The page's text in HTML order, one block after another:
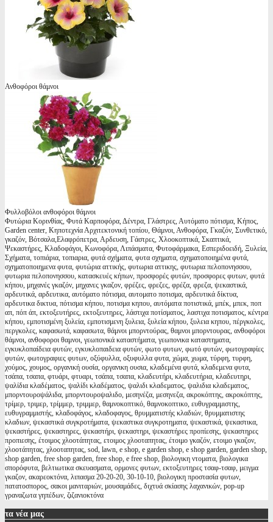
Ανθοφόροι θάμνοι
Φυλλοβόλοι ανθοφόροι θάμνοι
Φυτώρια Κορινθίας, Φυτά Καρποφόρα, Δέντρα, Γλάστρες, Αυτόματο πότισμα, Κήπος,
Garden center, Κηποτεχνία Αρχιτεκτονική τοπίου, Θάμνοι, Ανθοφόρα, Γκαζόν, Συνθετικό,
γκαζόν, Βότσαλα,Ελαφρόπετρα, Αρδευση, Γάστρες, Χλοοκοπτικά, Σκαπτικά,
Ψεκαστήρες, Κλαδοφάγοι, Κωνοφόρα, Λιπάσματα, Φυτοφάρμακα, Εσπεριδοειδή, Ξυλεία,
Σχήματα, τοπιάρια, τοπιαρια, φυτά σχήματα, φυτα σχηματα, σχηματοποιημένα φυτά,
σχηματοποιημενα φυτα, φυτώρια αττικής, φυτωρια αττικης, φυτωρια πελοπονησσου,
φυτωρια πελοπονησσου, κατασκευές κήπων, προσφορές φυτών, προσφορες φυτων, φυτά
κήπου, μηχανές γκαζόν, μηχανες γκαζον, φρέζες, φρεζες, φρέζα, φρεζα, ψεκαστικά,
αρδευτικά, αρδευτικα, αυτόματο πότισμα, αυτοματο ποτισμα, αρδευτικά δίκτυα,
αρδευτικα δικτυα, πότισμα κήπου, ποτισμα κηπου, αυτόματα ποτιστικά, μπέκ, μπεκ, ποπ
απ, πόπ άπ, εκτοξευτήρες, εκτοξευτηρες, λάστιχα ποτίσματος, λαστιχα ποτισματος, κέντρα
κήπου, εμποτισμένη ξυλεία, εμποτισμενη ξυλεια, ξυλεία κήπου, ξυλεια κηπου, πέργκολες,
περγκολες, καφασωτά, καφασωτα, θάμνοι μπορντούρας, θαμνοι μπορντουρας, ανθοφόροι
θάμνοι, ανθοφοροι θαμνοι, γεωπονικά καταστήματα, γεωπονικα καταστηματα,
εγκυκλοπαίδεια φυτών, εγκυκλοπαιδεια φυτών, φωτο φυτων, φωτό φυτών, φωτογραφίες
φυτών, φωτογραφιες φυτων, οξύφυλλα, οξυφυλλα φυτα, χώμα, χωμα, τύρφη, τυρφη,
χούμος, χουμος, οργανική ουσία, οργανικη ουσια, κλαδεμένα φυτά, κλαδεμενα φυτα,
τσάπα, τσαπα, φτυάρι, φτυαρι, τσάπα, τσαπα, κλαδευτήρι, κλαδευτήρια, κλαδευτηρι,
ψαλίδια κλαδέματος, ψαλίδι κλαδέματος, ψαλιδι κλαδεματος, ψαλιδια κλαδεματος,
μπορντουροψάλιδα, μπορντουροψαλιδο, μεσηνέζα, μεσηνεζα, ακροκόπτης, ακροκόπτης,
τρίμερ, τριμερ, τρίμμερ, τριμμερ, θαμνοκοπτικό, θαμνοκοπτικο, ευθυγραμμιστης,
ευθυγραμμιστής, κλαδοφάγος, κλαδοφαγος, θρυμματιστής κλαδιών, θρυμματιστης
κλαδιων, ψεκαστικά συγκροτήματα, ψεκαστικα συγκροτηματα, ψεκαστικά, ψεκαστικα,
ψεκαστήρες, ψεκαστηρες, ψεκαστήρι, ψεκαστηρι, ψεκαστήρες προπίεσης, ψεκαστηρες
προπιεσης, έτοιμος χλοοτάπητας, ετοιμος χλοοταπητας, έτοιμο γκαζόν, ετοιμο γκαζον,
χλοοτάπητας, χλοοταπητας, sod, lawn, e shop, e garden shop, e shop garden, garden shop,
shop garden, free shop garden, free shop, e free shop, βιολογικη ντοματα, βιολογικα
σπορόφυτα, βελτιωτικα σκευασματα, ορμονες φυτων, εκτοξευτηρες τσαφ-τσαφ, μειγμα
γκαζον, ακαρεοκτόνα, λιπασμα 20-20-20, 30-10-10, βιολογικη προστασία φυτων,
πατατοσπορος, σακοι μανιταριών, μουσαμάδες, διχτυά σκίασης λαχανικών, pop-up
γραναζωτα γηπέδων, ζιζανιοκτόνα
τα νέα μας